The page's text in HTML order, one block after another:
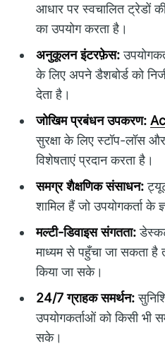
आधार पर स्वचालित ट्रेडों
का उपयोग करता है।
अनुकूलन इंटरफ़ेस:
के लिए अपने डैशबोर्ड को
देता है।
जोखिम प्रबंधन उपकरण:
सुरक्षा के लिए स्टॉप-लॉस
विशेषताएं प्रदान करता है।
समग्र शैक्षणिक संसाधन:
शामिल हैं जो उपयोगकर्ता के
मल्टी-डिवाइस संगतता:
माध्यम से पहुँचा जा सकता है
किया जा सके।
24/7 ग्राहक समर्थन:
उपयोगकर्ताओं को किसी भी
सके।